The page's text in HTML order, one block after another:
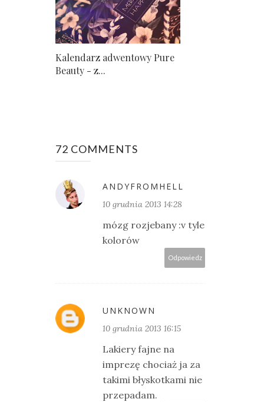
Kalendarz adwentowy Pure
Beauty - z...
72 COMMENTS
ANDYFROMHELL
10 grudnia 2013 14:28
mózg rozjebany :v tyle
kolorów
Odpowiedz
UNKNOWN
10 grudnia 2013 16:15
Lakiery fajne na
imprezę chociaż ja za
takimi błyskotkami nie
przepadam.